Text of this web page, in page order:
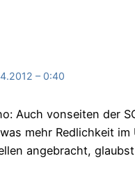
– 0:40
Auch vonseiten der
mehr Redlichkeit im
angebracht,